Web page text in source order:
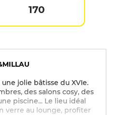
170
jolie bâtisse du XVIe.
des salons cosy, des
piscine... Le lieu idéal
verre au lounge, profiter